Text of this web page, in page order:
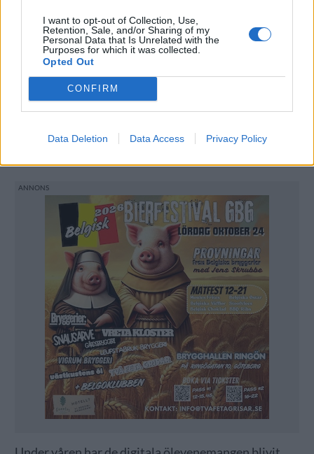
I want to opt-out of Collection, Use,
Retention, Sale, and/or Sharing of my
Personal Data that Is Unrelated with the
Purposes for which it was collected.
Opted Out
CONFIRM
Data Deletion Data Access Privacy Policy
Poppels hoppas på rekordmånga deltagare vid sin digitala
provning.Foto:Poppels.
Poppels siktar mot världsrekordet för antal
provning direkt från USA. Satsningen på digitala